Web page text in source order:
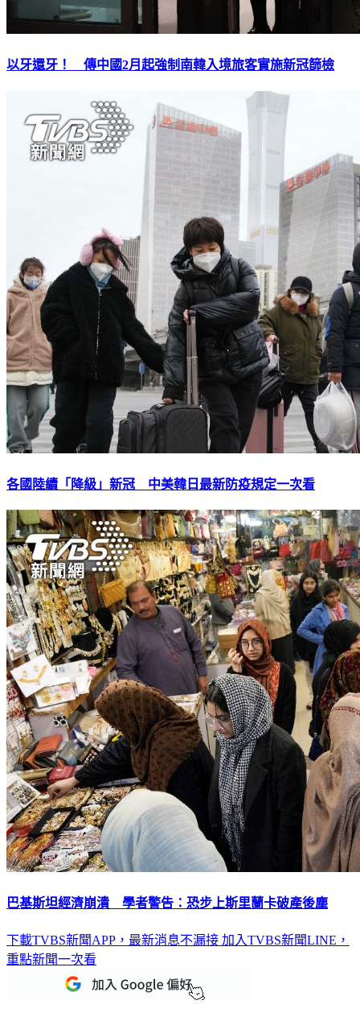
以牙還牙！ 傳中國2月起強制南韓入境旅客實施新冠篩檢
各國陸續「降級」新冠 中美韓日最新防疫規定一次看
巴基斯坦經濟崩潰 學者警告：恐步上斯里蘭卡破產後塵
下載TVBS新聞APP，最新消息不漏接 加入TVBS新聞LINE，
重點新聞一次看